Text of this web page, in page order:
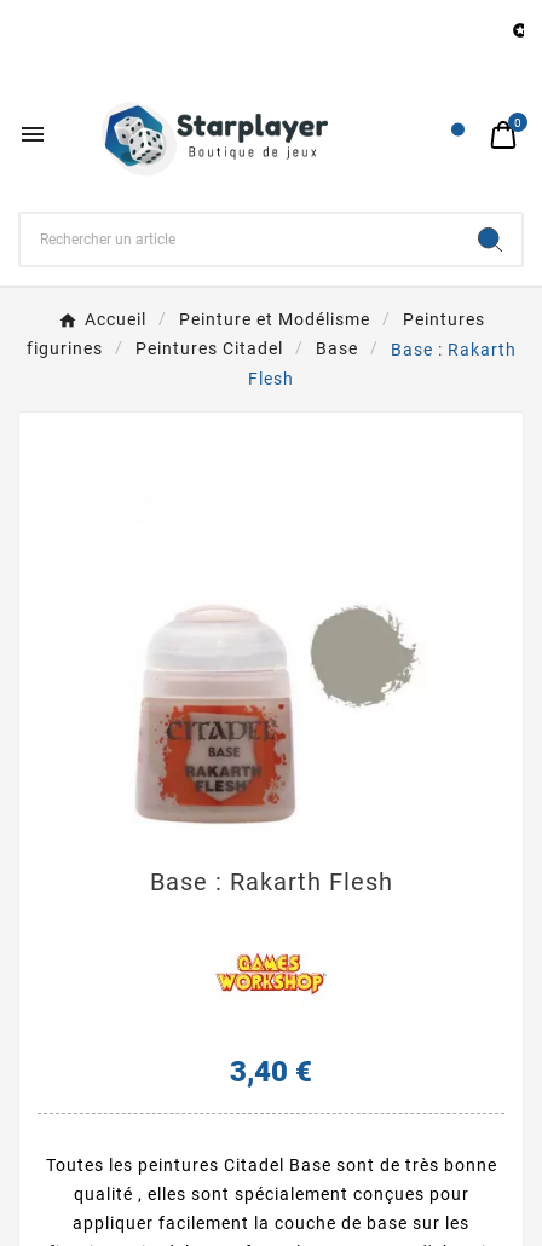

 0
Accueil Peinture et Modélisme
Peintures
figurines
Peintures Citadel Base
Base : Rakarth
Flesh
Base : Rakarth Flesh
3,40 €
Toutes les peintures Citadel Base sont de très bonne
qualité , elles sont spécialement conçues pour
appliquer facilement la couche de base sur les